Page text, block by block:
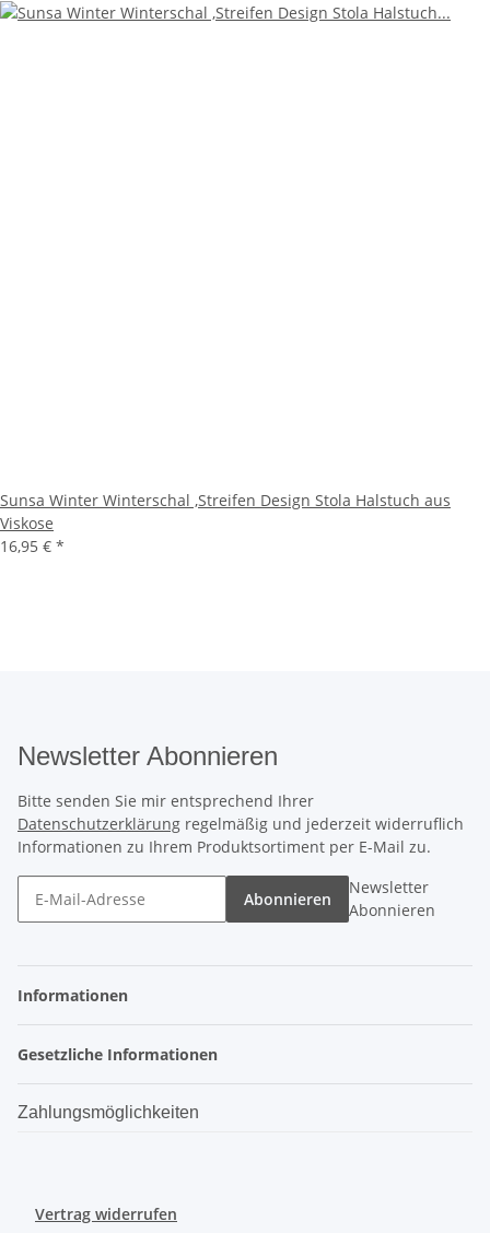
Sunsa Winter Winterschal ,Streifen Design Stola Halstuch aus
Viskose
16,95 € *
Newsletter Abonnieren
Bitte senden Sie mir entsprechend Ihrer
Datenschutzerklärung regelmäßig und jederzeit widerruflich
Informationen zu Ihrem Produktsortiment per E-Mail zu.
Abonnieren
Newsletter
Abonnieren
Informationen
Gesetzliche Informationen
Zahlungsmöglichkeiten
Vertrag widerrufen